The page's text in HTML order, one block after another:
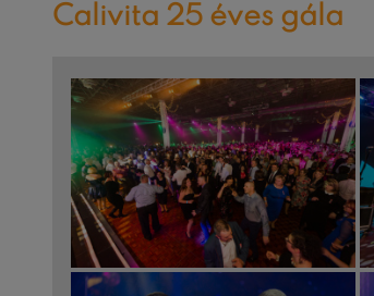
Calivita 25 éves gála